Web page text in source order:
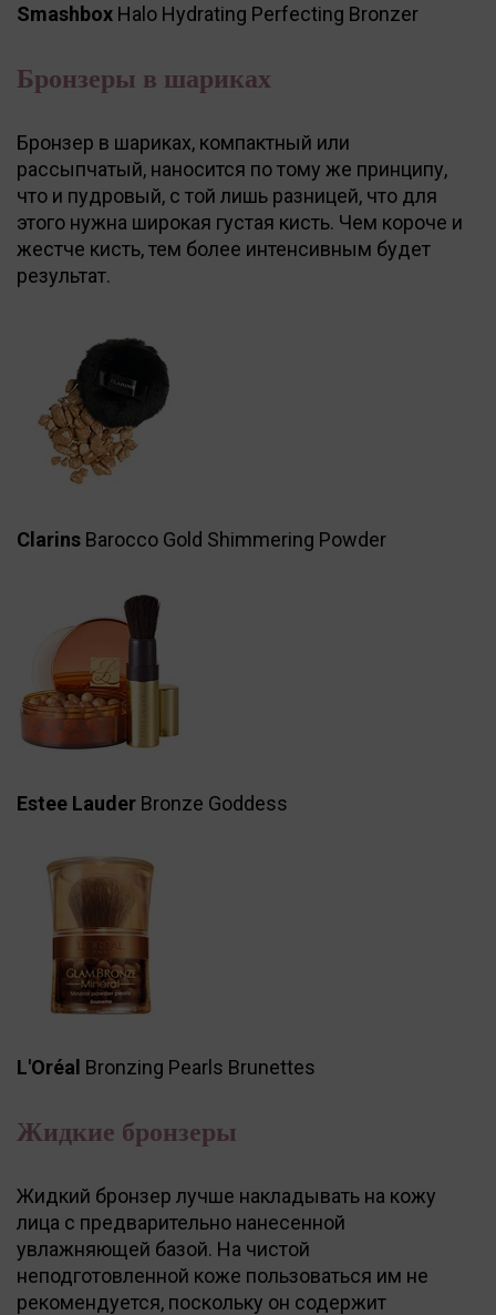
Smashbox Halo Hydrating Perfecting Bronzer
Бронзеры в шариках
Бронзер в шариках, компактный или
рассыпчатый, наносится по тому же принципу,
что и пудровый, с той лишь разницей, что для
этого нужна широкая густая кисть. Чем короче и
жестче кисть, тем более интенсивным будет
результат.
Clarins Barocco Gold Shimmering Powder
Estee Lauder Bronze Goddess
L'Oréal Bronzing Pearls Brunettes
Жидкие бронзеры
Жидкий бронзер лучше накладывать на кожу
лица с предварительно нанесенной
увлажняющей базой. На чистой
неподготовленной коже пользоваться им не
рекомендуется, поскольку он содержит